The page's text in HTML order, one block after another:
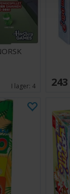
I lager: 4 243